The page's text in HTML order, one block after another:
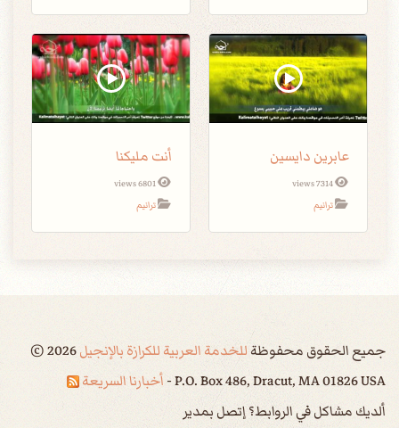
عابرين دايسين
7314 views
ترانيم
أنت مليكنا
6801 views
ترانيم
جميع الحقوق محفوظةللخدمة العربية للكرازة بالإنجيل ©2026
P.O. Box 486, Dracut, MA 01826 USA - أخبارنا السريعة
ألديك مشاكل في الروابط؟ إتصل بمدير